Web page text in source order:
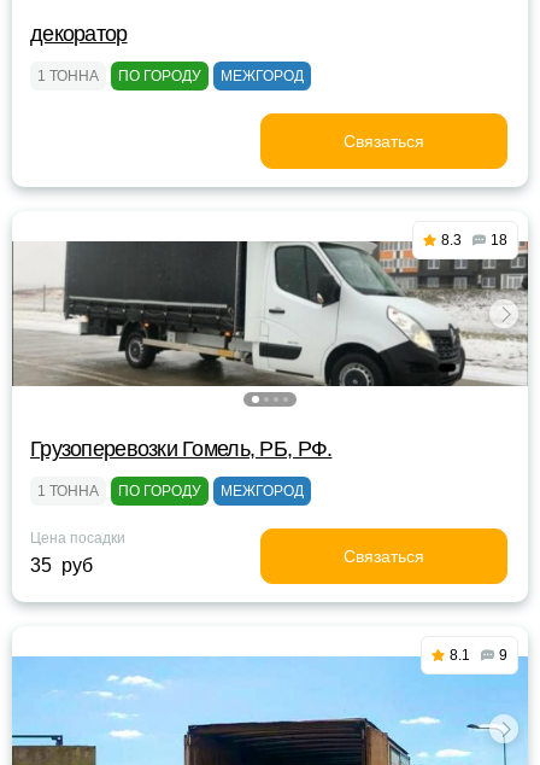
декоратор
1 ТОННА ПО ГОРОДУ МЕЖГОРОД
Связаться
8.3 18
Грузоперевозки Гомель, РБ, РФ.
1 ТОННА ПО ГОРОДУ МЕЖГОРОД
Цена посадки
35 руб Связаться
8.1 9